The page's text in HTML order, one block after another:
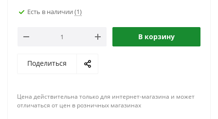
Есть в наличии (1)
В корзину
Поделиться
Цена действительна только для интернет-магазина и может
отличаться от цен в розничных магазинах